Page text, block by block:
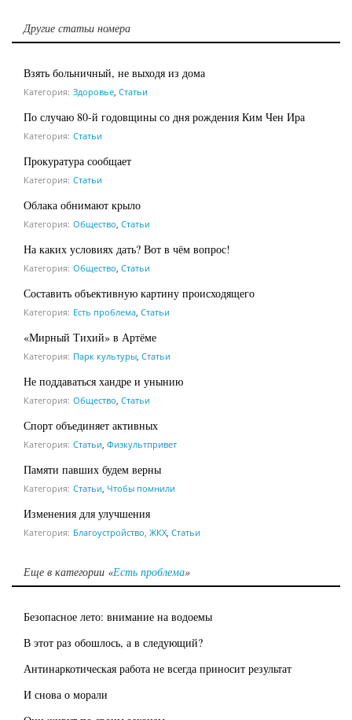
Другие статьи номера
Взять больничный, не выходя из дома
Категория: Здоровье Статьи
По случаю 80-й годовщины со дня рождения Ким Чен Ира
Категория: Статьи
Прокуратура сообщает
Категория: Статьи
Облака обнимают крыло
Категория: Общество Статьи
На каких условиях дать? Вот в чём вопрос!
Категория: Общество Статьи
Составить объективную картину происходящего
Категория: Есть проблема Статьи
«Мирный Тихий» в Артёме
Категория: Парк культуры Статьи
Не поддаваться хандре и унынию
Категория: Общество Статьи
Спорт объединяет активных
Категория: Статьи Физкультпривет
Памяти павших будем верны
Категория: Статьи Чтобы помнили
Изменения для улучшения
Категория: Благоустройство, ЖКХ Статьи
Еще в категории «Есть проблема»
Безопасное лето: внимание на водоемы
В этот раз обошлось, а в следующий?
Антинаркотическая работа не всегда приносит результат
И снова о морали